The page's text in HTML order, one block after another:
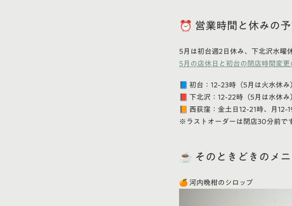
⏰ 営業時間と休みの予
5月は初台週2日休み、下北沢水曜
5月の店休日と初台の閉店時間変更
📘 初台 ：12-23時（5月は火水休み
📕 下北沢 ：12-22時（5月は水休み
📙 西荻窪 ：金土日12-21時、月12-
※ラストオーダーは閉店30分前で
☕ そのときどきのメ
🍊 河内晩柑のシロップ